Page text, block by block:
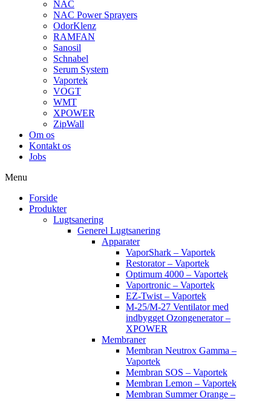
NAC
NAC Power Sprayers
OdorKlenz
RAMFAN
Sanosil
Schnabel
Serum System
Vaportek
VOGT
WMT
XPOWER
ZipWall
Om os
Kontakt os
Jobs
Menu
Forside
Produkter
Lugtsanering
Generel Lugtsanering
Apparater
VaporShark – Vaportek
Restorator – Vaportek
Optimum 4000 – Vaportek
Vaportronic – Vaportek
EZ-Twist – Vaportek
M-25/M-27 Ventilator med
indbygget Ozongenerator –
XPOWER
Membraner
Membran Neutrox Gamma –
Vaportek
Membran SOS – Vaportek
Membran Lemon – Vaportek
Membran Summer Orange –